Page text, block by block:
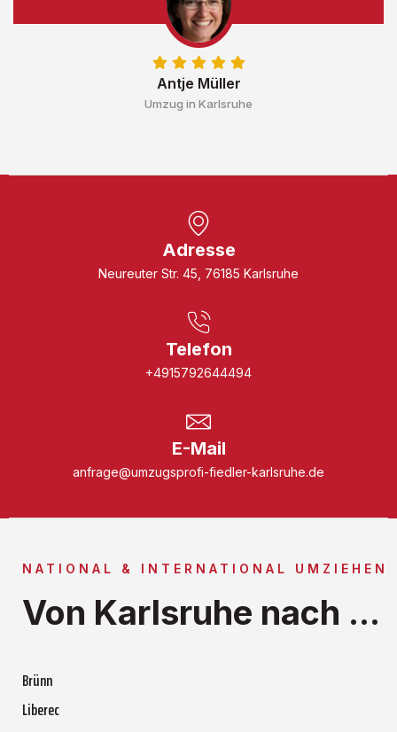
Antje Müller
Umzug in Karlsruhe
Adresse
Neureuter Str. 45, 76185 Karlsruhe
Telefon
+4915792644494
E-Mail
anfrage@umzugsprofi-fiedler-karlsruhe.de
NATIONAL & INTERNATIONAL UMZIEHEN
Von Karlsruhe nach ...
Brünn
Liberec